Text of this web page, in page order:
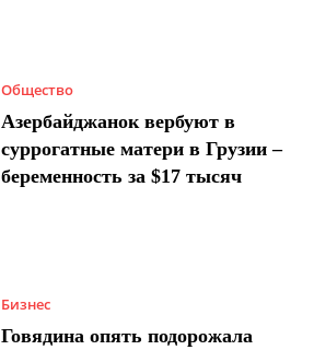
Общество
Азербайджанок вербуют в
суррогатные матери в Грузии –
беременность за $17 тысяч
Бизнес
Говядина опять подорожала